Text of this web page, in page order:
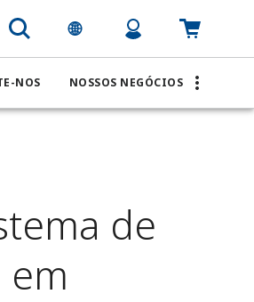
NOS NOSSOS NEGÓCIOS
de